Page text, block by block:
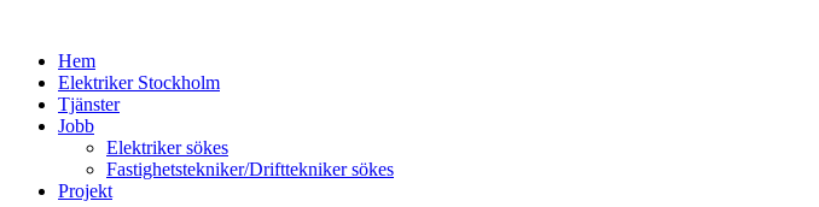
Hem
Elektriker Stockholm
Tjänster
Jobb
Elektriker sökes
Fastighetstekniker/Drifttekniker sökes
Projekt